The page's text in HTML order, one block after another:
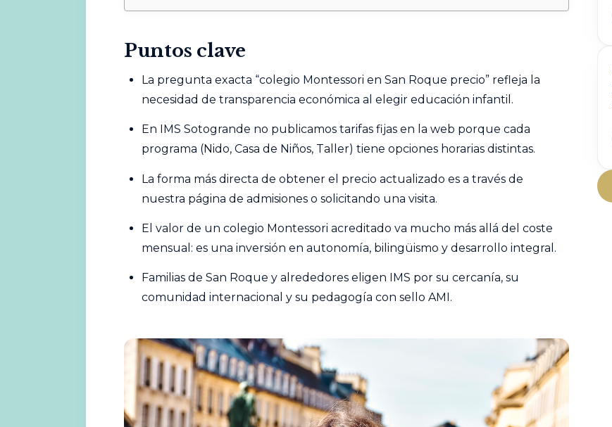
Puntos clave
La pregunta exacta “colegio Montessori en San Roque precio” refleja la
necesidad de transparencia económica al elegir educación infantil.
En IMS Sotogrande no publicamos tarifas fijas en la web porque cada
programa (Nido, Casa de Niños, Taller) tiene opciones horarias distintas.
La forma más directa de obtener el precio actualizado es a través de
nuestra página de admisiones o solicitando una visita.
El valor de un colegio Montessori acreditado va mucho más allá del coste
mensual: es una inversión en autonomía, bilingüismo y desarrollo integral.
Familias de San Roque y alrededores eligen IMS por su cercanía, su
comunidad internacional y su pedagogía con sello AMI.